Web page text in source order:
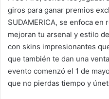
giros para ganar premios
SUDAMERICA, se enfoca
mejoran tu arsenal y estilo
con skins impresionantes
que también te dan una
evento comenzó el 1 de
que no pierdas tiempo y